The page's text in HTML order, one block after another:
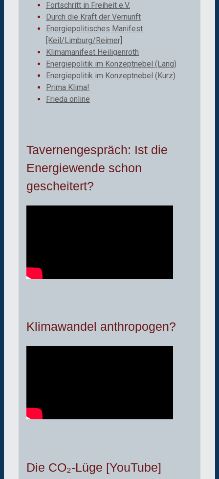
Fortschritt in Freiheit e.V.
Durch die Kraft der Vernunft
Energiepolitisches Manifest
[Keil/Limburg/Reimer]
Klimamanifest Heiligenroth
Energiepolitik im Konzeptnebel (Lang)
Energiepolitik im Konzeptnebel (Kurz)
Prima Klima!
Frieda online
Tavernengespräch: Ist die
Energiewende schon
gescheitert?
Klimawandel anthropogen?
Die CO₂-Lüge [YouTube]